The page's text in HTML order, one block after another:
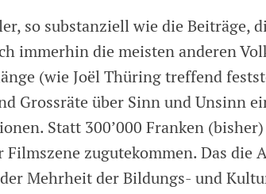
so substanziell wie die Beiträge,
immerhin die meisten anderen
(wie Joël Thüring treffend
Grossräte über Sinn und Unsinn
Statt 300’000 Franken
Filmszene zugutekommen. Das die
Mehrheit der Bildungs- und